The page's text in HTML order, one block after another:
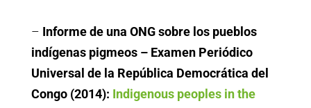
– Informe de una ONG sobre los pueblos
indígenas pigmeos – Examen Periódico
Universal de la República Democrática del
Congo (2014): Indigenous peoples in the